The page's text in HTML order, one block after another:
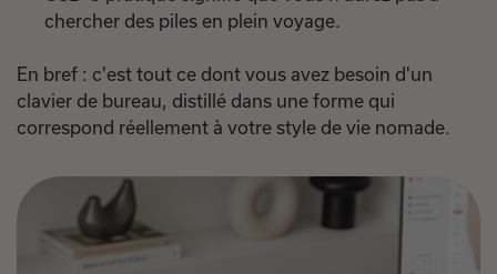
chercher des piles en plein voyage.
En bref : c'est tout ce dont vous avez besoin d'un
clavier de bureau, distillé dans une forme qui
correspond réellement à votre style de vie nomade.